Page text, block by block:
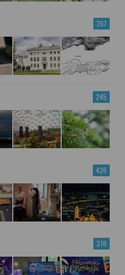
207
245
426
376